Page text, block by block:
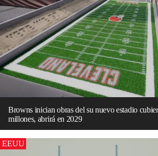
Browns inician obras del su nuevo estadio
millones, abrirá en 2029
EEUU